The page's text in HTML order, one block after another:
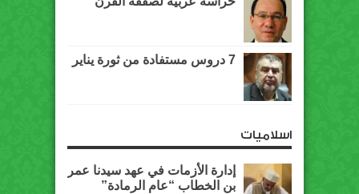
7 دروس مستفادة من ثورة يناير
اسلاميات
إدارة الأزمات في عهد سيدنا عمر
بن الخطاب “عام الرمادة”